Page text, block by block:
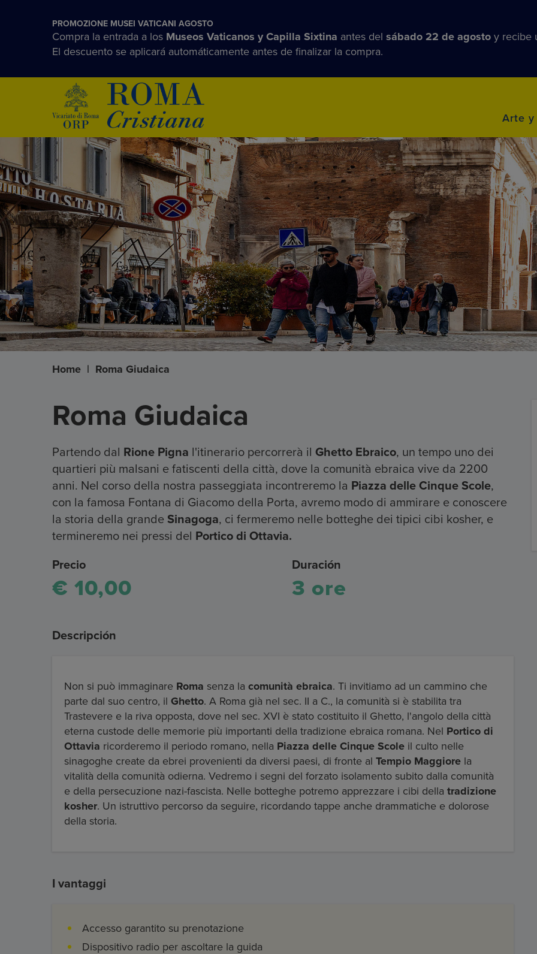
PROMOZIONE MUSEI VATICANI AGOSTO
Compra la entrada a los Museos Vaticanos y Capilla Sixtina antes del sábado 22 de agosto y recibe
El descuento se aplicará automáticamente antes de finalizar la compra.
Arte y
Home | Roma Giudaica
Roma Giudaica
Partendo dal Rione Pigna l'itinerario percorrerà il Ghetto Ebraico, un tempo uno dei
quartieri più malsani e fatiscenti della città, dove la comunità ebraica vive da 2200
anni. Nel corso della nostra passeggiata incontreremo la Piazza delle Cinque Scole,
con la famosa Fontana di Giacomo della Porta, avremo modo di ammirare e conoscere
la storia della grande Sinagoga, ci fermeremo nelle botteghe dei tipici cibi kosher, e
termineremo nei pressi del Portico di Ottavia.
Precio
€ 10,00
Duración
3 ore
Descripción
Non si può immaginare Roma senza la comunità ebraica. Ti invitiamo ad un cammino che
parte dal suo centro, il Ghetto. A Roma già nel sec. II a C., la comunità si è stabilita tra
Trastevere e la riva opposta, dove nel sec. XVI è stato costituito il Ghetto, l'angolo della città
eterna custode delle memorie più importanti della tradizione ebraica romana. Nel Portico di
Ottavia ricorderemo il periodo romano, nella Piazza delle Cinque Scole il culto nelle
sinagoghe create da ebrei provenienti da diversi paesi, di fronte al Tempio Maggiore la
vitalità della comunità odierna. Vedremo i segni del forzato isolamento subito dalla comunità
e della persecuzione nazi-fascista. Nelle botteghe potremo apprezzare i cibi della tradizione
kosher. Un istruttivo percorso da seguire, ricordando tappe anche drammatiche e dolorose
della storia.
I vantaggi
Accesso garantito su prenotazione
Dispositivo radio per ascoltare la guida